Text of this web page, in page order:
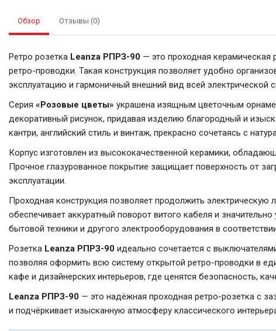
Обзор Отзывы (0)
Ретро розетка Leanza РПРЗ-90 — это проходная
ретро-проводки. Такая конструкция позволяет удобно
эксплуатацию и гармоничный внешний вид всей электрической
Серия «Розовые цветы» украшена изящным цветочным
декоративный рисунок, придавая изделию благородный и
кантри, английский стиль и винтаж, прекрасно сочетаясь с
Корпус изготовлен из высококачественной керамики,
Прочное глазурованное покрытие защищает поверхность от
эксплуатации.
Проходная конструкция позволяет продолжить
обеспечивает аккуратный поворот витого кабеля и
бытовой техники и другого электрооборудования в
Розетка Leanza РПРЗ-90 идеально сочетается с
позволяя оформить всю систему открытой ретро-проводки в
кафе и дизайнерских интерьеров, где ценятся безопасность,
Leanza РПРЗ-90 — это надёжная проходная ретро-розетка с
и подчёркивает изысканную атмосферу классического